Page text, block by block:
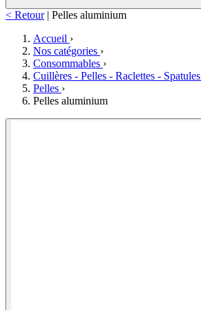
< Retour | Pelles aluminium
Accueil ›
Nos catégories ›
Consommables ›
Cuillères - Pelles - Raclettes - Spatules
Pelles ›
Pelles aluminium